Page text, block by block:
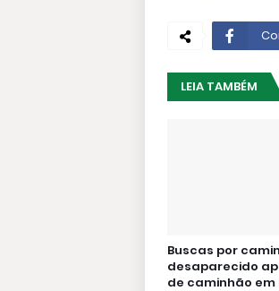
LEIA TAMBÉM
Buscas por
desaparecido
de caminhão em